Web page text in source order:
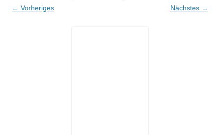
← Vorheriges Nächstes →